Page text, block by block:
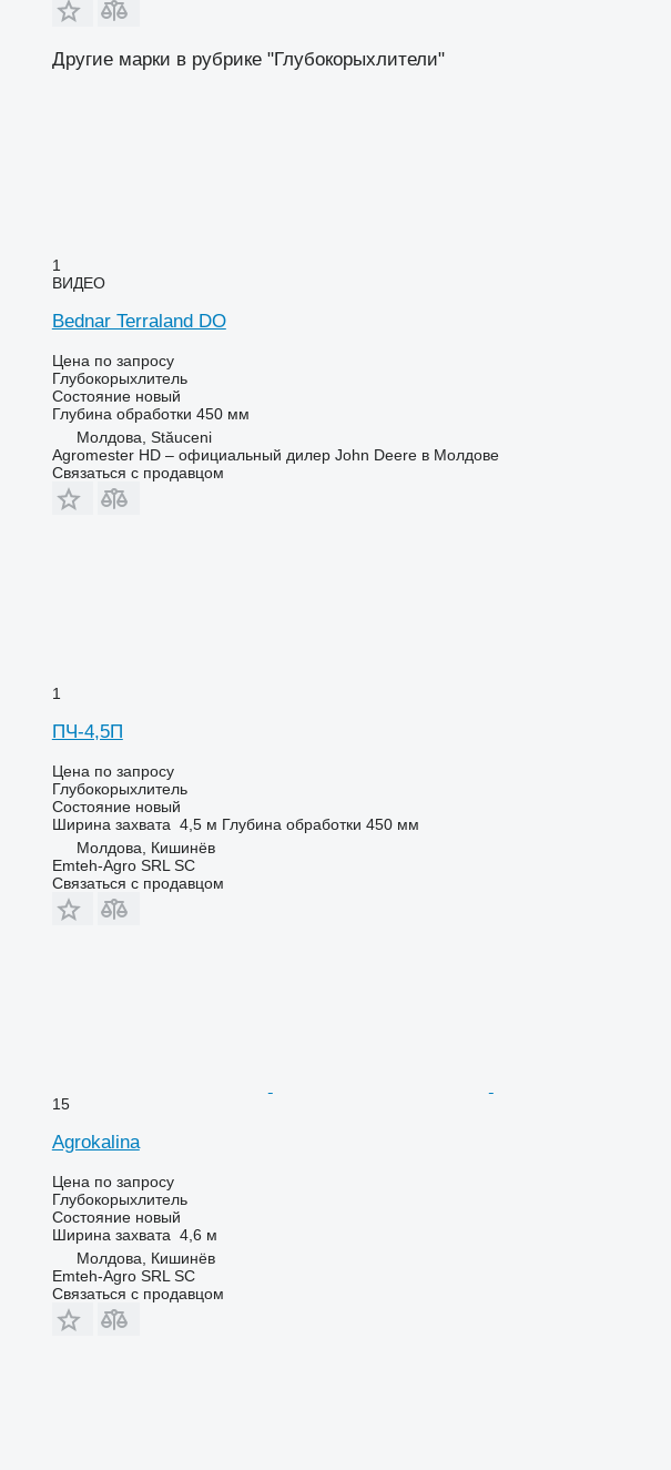
Другие марки в рубрике "Глубокорыхлители"
1
ВИДЕО
Bednar Terraland DO
Цена по запросу
Глубокорыхлитель
Состояниеновый
Глубина обработки 450 мм
Молдова, Stăuceni
Agromester HD – официальный дилер John Deere в Молдове
Связаться с продавцом
1
ПЧ-4,5П
Цена по запросу
Глубокорыхлитель
Состояниеновый
Ширина захвата 4,5 м Глубина обработки 450 мм
Молдова, Кишинёв
Emteh-Agro SRL SC
Связаться с продавцом
15
Agrokalina
Цена по запросу
Глубокорыхлитель
Состояниеновый
Ширина захвата 4,6 м
Молдова, Кишинёв
Emteh-Agro SRL SC
Связаться с продавцом